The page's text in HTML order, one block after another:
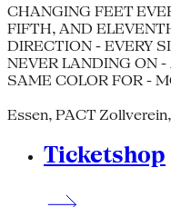
CHANGING FEET
FIFTH, AND
DIRECTION - EVERY
NEVER LANDING ON
SAME COLOR FOR -
Essen, PACT
Ticketshop